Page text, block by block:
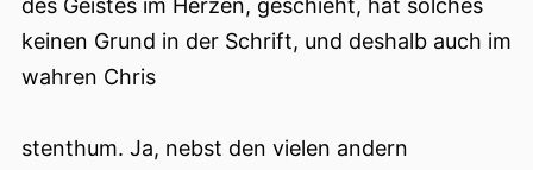
des Geistes im Herzen, geschieht, hat solches
keinen Grund in der Schrift, und deshalb auch im
wahren Chris
stenthum. Ja, nebst den vielen andern